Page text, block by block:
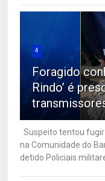
4
Foragido
Rindo’ é
Suspeito tentou
na Comunidade do
detido Policiais